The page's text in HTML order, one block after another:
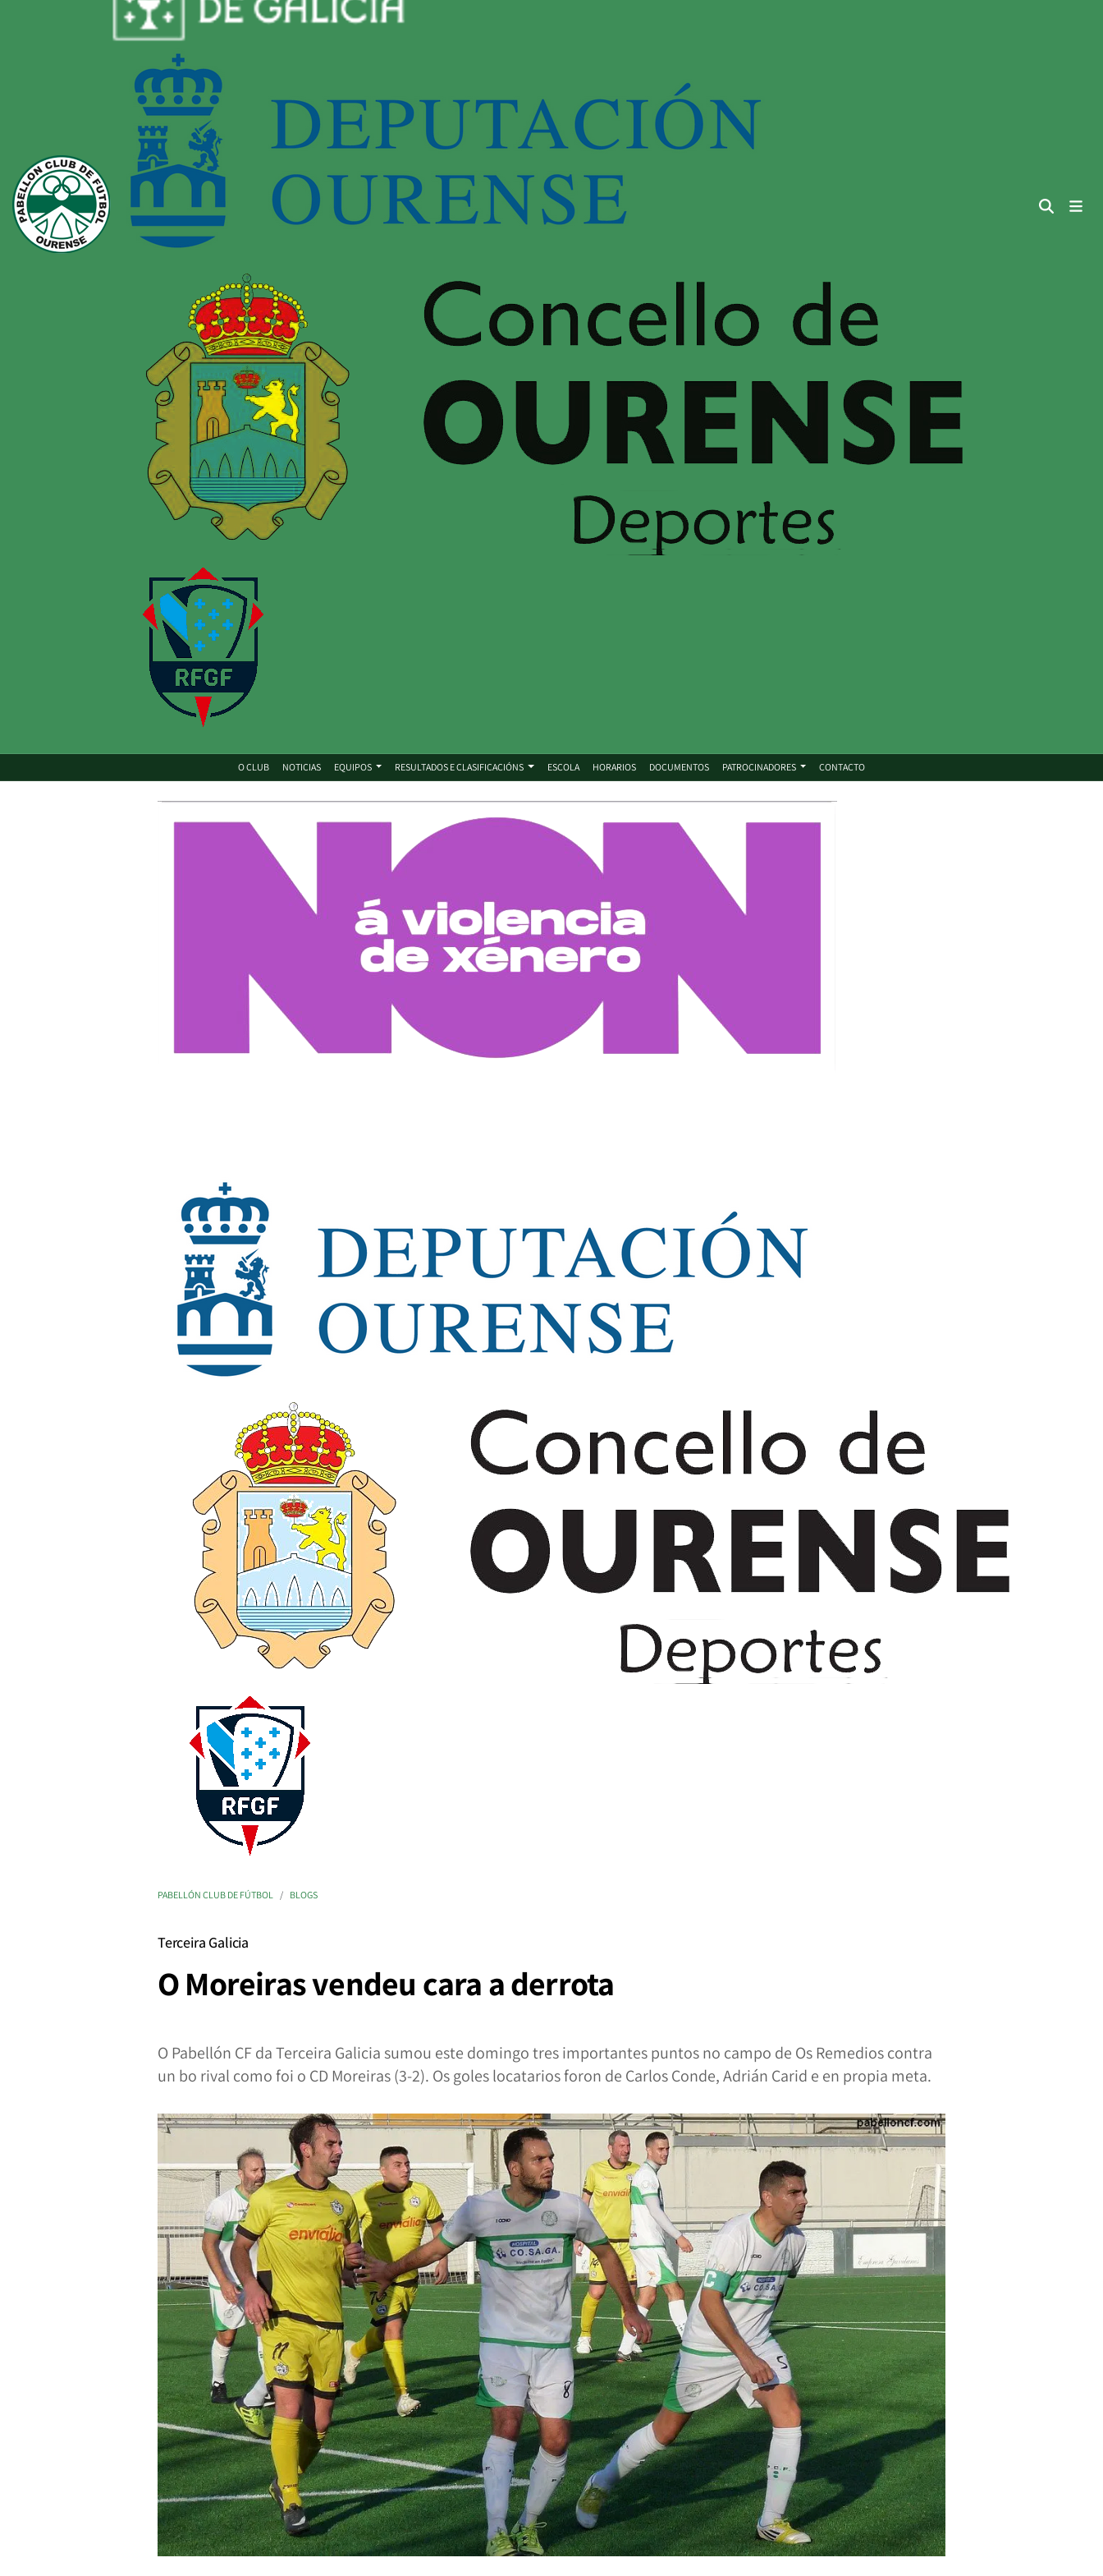
O CLUB NOTICIAS EQUIPOS RESULTADOS E CLASIFICACIÓNS ESCOLA HORARIOS DOCUMENTOS PATROCINADORES CONTACTO
PABELLÓN CLUB DE FÚTBOL BLOGS
Terceira Galicia
O Moreiras vendeu cara a derrota
O Pabellón CF da Terceira Galicia sumou este domingo tres importantes puntos no campo de Os Remedios contra
un bo rival como foi o CD Moreiras (3-2). Os goles locatarios foron de Carlos Conde, Adrián Carid e en propia meta.